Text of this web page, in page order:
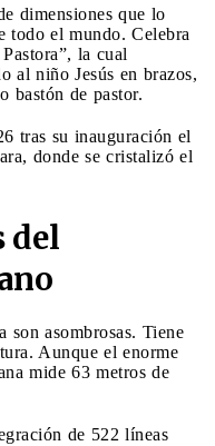
dimensiones que lo
todo el mundo. Celebra
la cual
al niño Jesús en brazos,
bastón de pastor.
tras su inauguración el
donde se cristalizó el
del
son asombrosas. Tiene
Aunque el enorme
mide 63 metros de
de 522 líneas